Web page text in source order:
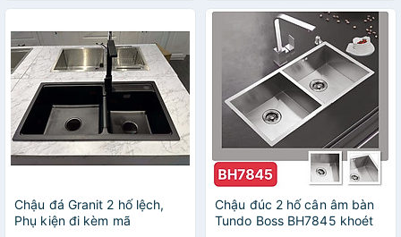
Chậu đá Granit 2 hố lệch,
Phụ kiện đi kèm mã
Chậu đúc 2 hố cân âm bàn
Tundo Boss BH7845 khoét